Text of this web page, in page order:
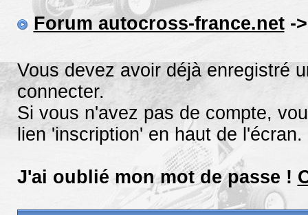
Forum autocross-france.net->
Vous devez avoir déjà enregistré
connecter.
Si vous n'avez pas de compte,
lien 'inscription' en haut de l'écran.
J'ai oublié mon mot de passe !